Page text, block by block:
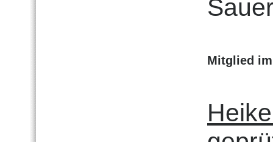
Mitglied im